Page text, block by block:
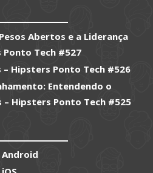
Abertos e a Liderança
Ponto Tech #527
– Hipsters Ponto Tech #526
Entendendo o
Hipsters Ponto Tech #525